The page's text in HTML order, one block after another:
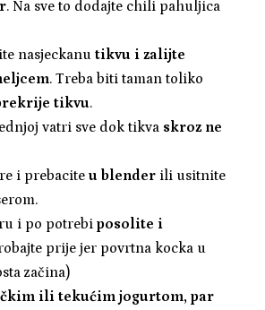
. Na sve to dodajte chili pahuljica
nasjeckanu tikvu i zalijte
. Treba biti taman toliko
tikvu.
vatri sve dok tikva skroz ne
i prebacite u blender ili usitnite
i po potrebi posolite i
prije jer povrtna kocka u
začina)
ili tekućim jogurtom, par